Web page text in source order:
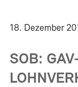
18. Dezember
SOB: